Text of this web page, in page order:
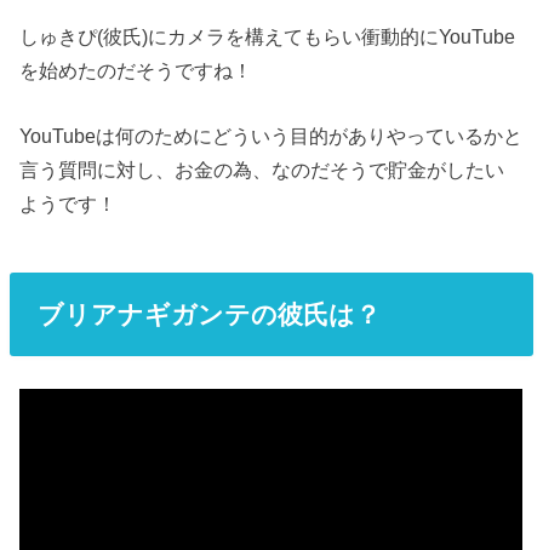
しゅきぴ(彼氏)にカメラを構えてもらい衝動的にYouTube
を始めたのだそうですね！
YouTubeは何のためにどういう目的がありやっているかと
言う質問に対し、お金の為、なのだそうで貯金がしたい
ようです！
ブリアナギガンテの彼氏は？